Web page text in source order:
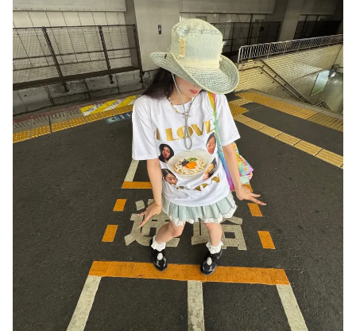
지류
문구/오피스
스마트폰
리빙
쿠션/패브릭
스포츠
반려동물
액자
디지털 가전
셔츠 맨투맨 후드
집업 아우터 바지
핫피/로브
색상